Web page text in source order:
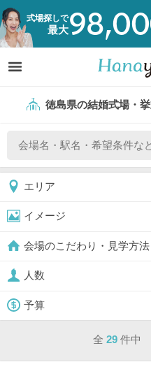
式場探しで
最大
徳島県の結婚式場・
エリア
イメージ
会場のこだわり・見学方法
人数
予算
全 29 件中